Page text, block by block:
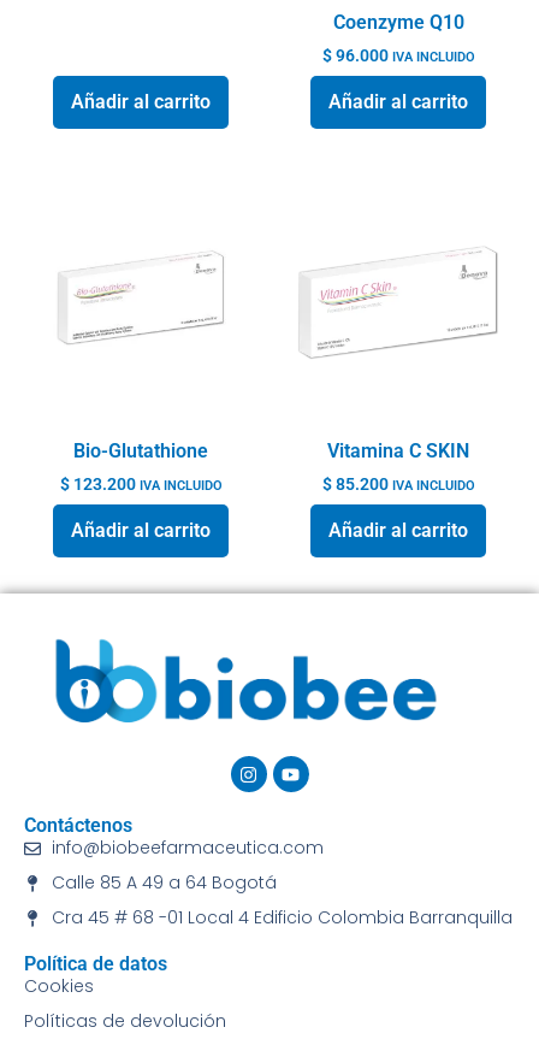
Añadir al carrito
Coenzyme Q10
$96.000 IVA INCLUIDO
Añadir al carrito
Bio-Glutathione
$123.200 IVA INCLUIDO
Añadir al carrito
Vitamina C SKIN
$85.200 IVA INCLUIDO
Añadir al carrito
Contáctenos
info@biobeefarmaceutica.com
Calle 85 A 49 a 64 Bogotá
Cra 45 # 68 -01 Local 4 Edificio Colombia Barranquilla
Política de datos
Cookies
Políticas de devolución